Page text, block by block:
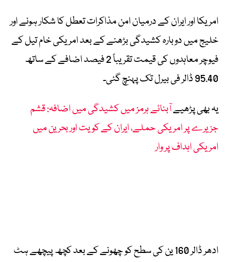
امریکا اور ایران کے درمیان امن مذاکرات تعطل کا شکار ہونے اور
خلیج میں دوبارہ کشیدگی بڑھنے کے بعد امریکی خام تیل کے
فیوچر معاہدوں کی قیمت تقریباً 2 فیصد اضافے کے ساتھ
95.40 ڈالر فی بیرل تک پہنچ گئی۔
یہ بھی پڑھیےآبنائے ہرمز میں کشیدگی میں اضافہ: قشم
جزیرے پر امریکی حملے، ایران کے کویت اور بحرین میں
امریکی اہداف پر وار
ادھر ڈالر 160 ین کی سطح کو چھونے کے بعد کچھ پیچھے ہٹ